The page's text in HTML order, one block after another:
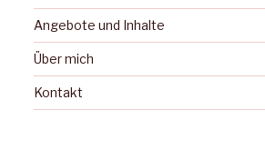
Angebote und Inhalte
Über mich
Kontakt